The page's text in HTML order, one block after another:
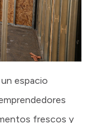
espacio
frescos y